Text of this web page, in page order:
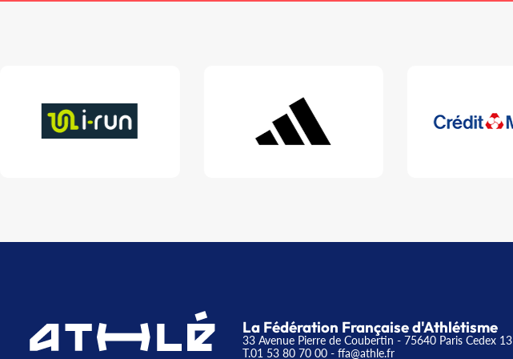
La Fédération Française d'Athlétisme
33 Avenue Pierre de Coubertin - 75640 Paris Cedex 13
T.01 53 80 70 00 - ffa@athle.fr